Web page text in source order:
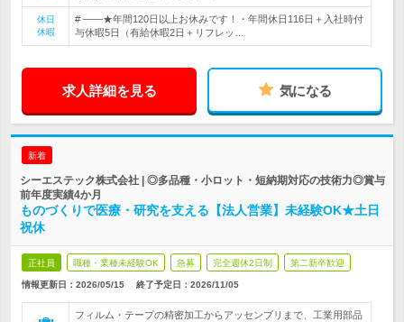
休日
休暇
# ――★年間120日以上お休みです！・年間休日116日＋入社時付
与休暇5日（有給休暇2日＋リフレッ…
求人詳細を見る 気になる
新着
シーエステック株式会社 | ◎多品種・小ロット・短納期対応の技術力◎賞与
前年度実績4か月
ものづくりで医療・研究を支える【法人営業】未経験OK★土日
祝休
正社員 職種・業種未経験OK 急募 完全週休2日制 第二新卒歓迎
情報更新日：2026/05/15 終了予定日： 2026/11/05
フィルム・テープの精密加工からアッセンブリまで、工業用部品